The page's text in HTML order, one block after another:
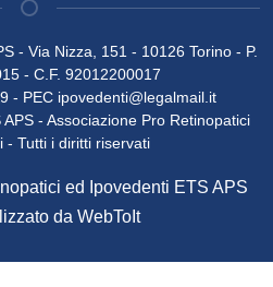
- Via Nizza, 151 - 10126 Torino - P.
- C.F. 92012200017
- PEC ipovedenti@legalmail.it
- Associazione Pro Retinopatici
- Tutti i diritti riservati
ed Ipovedenti ETS APS
da WebToIt